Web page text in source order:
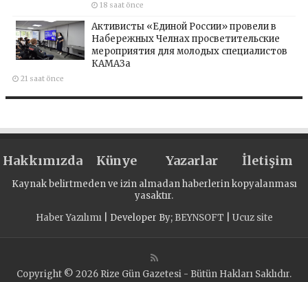
18 saat önce
Активисты «Единой России» провели в
Набережных Челнах просветительские
мероприятия для молодых специалистов
КАМАЗа
21 saat önce
Hakkımızda Künye Yazarlar İletişim
Kaynak belirtmeden ve izin almadan haberlerin kopyalanması
yasaktır.
Haber Yazılımı| Developer By; BEYNSOFT Ucuz site
Copyright © 2026 Rize Gün Gazetesi - Bütün Hakları Saklıdır.